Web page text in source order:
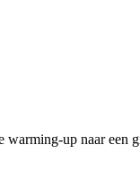
up naar een